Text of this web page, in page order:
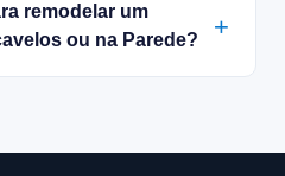
remodelar um
ou na Parede?